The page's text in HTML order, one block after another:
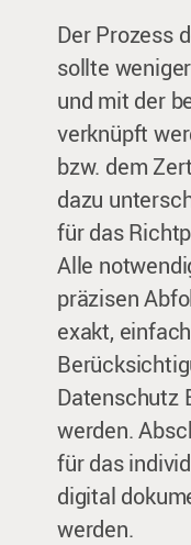
Der Prozess
sollte
und mit der
verknüpft
bzw. dem
dazu
für das
Alle
präzisen
exakt,
Datenschutz
werden.
für das
digital
werden.